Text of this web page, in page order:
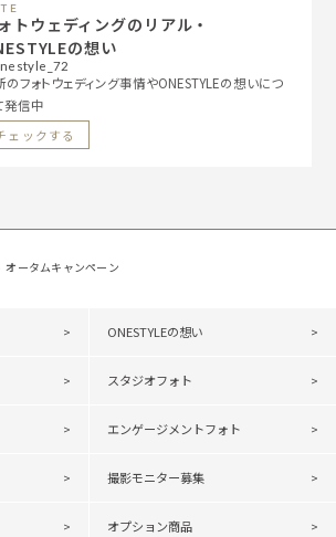
トウェディングのリアル・
の想い
のフォトウェディング事情やONESTYLEの想いにつ
発信中
ェックする
オータムキャンペーン
ONESTYLEの想い
スタジオフォト
エンゲージメントフォト
撮影モニター募集
オプション商品